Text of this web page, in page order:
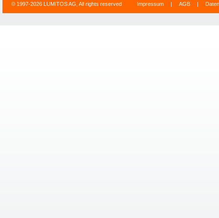
© 1997-2026 LUMITOS AG, All rights reserved Impressum | AGB |